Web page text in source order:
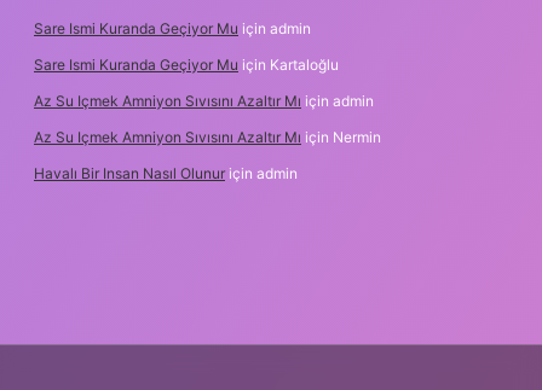
Sare Ismi Kuranda Geçiyor Mu için admin
Sare Ismi Kuranda Geçiyor Mu için Kartaloğlu
Az Su Içmek Amniyon Sıvısını Azaltır Mı için admin
Az Su Içmek Amniyon Sıvısını Azaltır Mı için Nermin
Havalı Bir Insan Nasıl Olunur için admin